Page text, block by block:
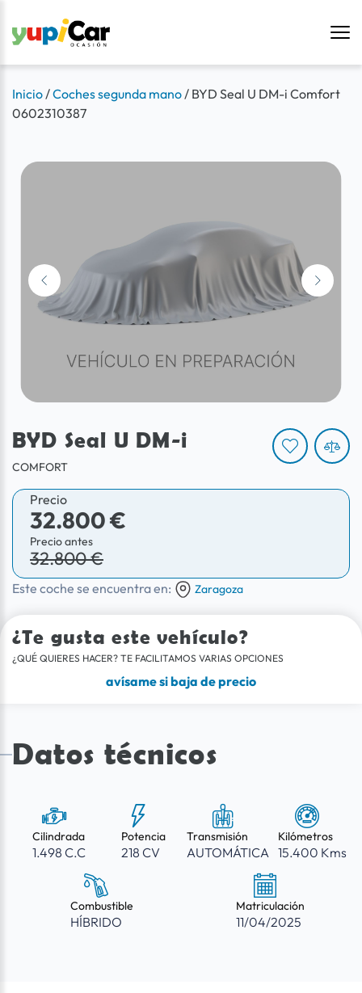
Inicio/Coches segunda mano/ BYD Seal U DM-i Comfort
0602310387
BYD Seal U DM-i
COMFORT
Precio
32.800 €
Precio antes
32.800 €
Este coche se encuentra en: Zaragoza
¿Te gusta este vehículo?
¿QUÉ QUIERES HACER? TE FACILITAMOS VARIAS OPCIONES
avísame si baja de precio
Datos técnicos
Cilindrada
1.498 C.C
Potencia
218 CV
Transmisión
AUTOMÁTICA
Kilómetros
15.400 Kms
Combustible
HÍBRIDO
Matriculación
11/04/2025